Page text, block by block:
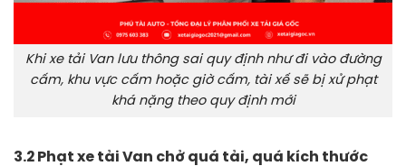
Khi xe tải Van lưu thông sai quy định như đi vào đường
cấm, khu vực cấm hoặc giờ cấm, tài xế sẽ bị xử phạt
khá nặng theo quy định mới
3.2 Phạt xe tải Van chở quá tải, quá kích thước